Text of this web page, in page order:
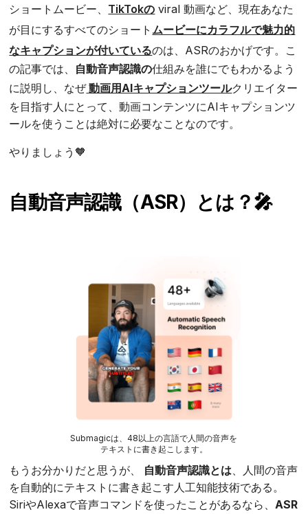
ショートムービー、 TikTokの viral 動画など、現在あなた
が目にするすべてのショート ムービーにカラフルで魅力的
なキャプションが付いているのは、ASRのおかげです。こ
の記事では、 自動音声認識の仕組みを誰にでもわかるよう
に説明し、なぜ 動画用AIキャプションツールクリエイター
を目指す人にとって、動画コンテンツにAIキャプションツ
ールを使うことは絶対に必要なことなのです。
やりましょう🧡
自動音声認識（ASR）とは？🎤
Submagicは、48以上の言語で人間の音声を
テキストに書き起こします。
もうお分かりだと思うが、 自動音声認識とは、人間の音声
を自動的にテキストに書き起こす人工知能技術である。
SiriやAlexaで音声コマンドを使ったことがあるなら、ASR